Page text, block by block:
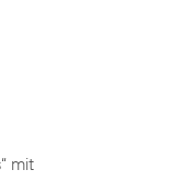
mit